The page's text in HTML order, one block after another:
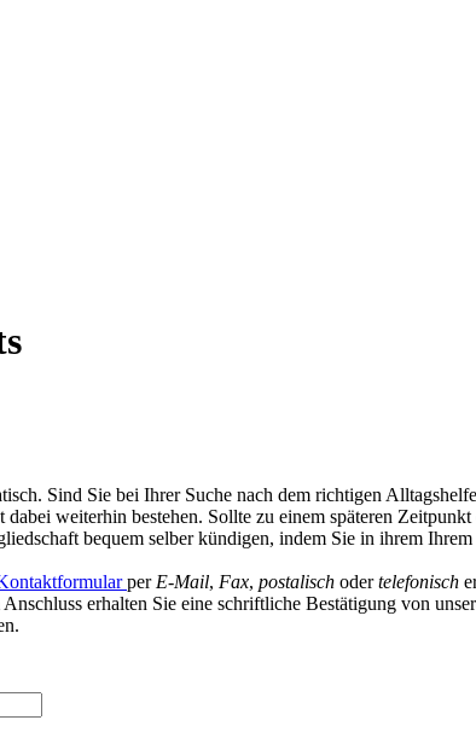
Sind Sie bei Ihrer Suche nach dem richtigen
weiterhin bestehen. Sollte zu einem späteren
bequem selber kündigen, indem Sie in ihrem
per E-Mail, Fax, postalisch odertelefonisch
erhalten Sie eine schriftliche Bestätigung von